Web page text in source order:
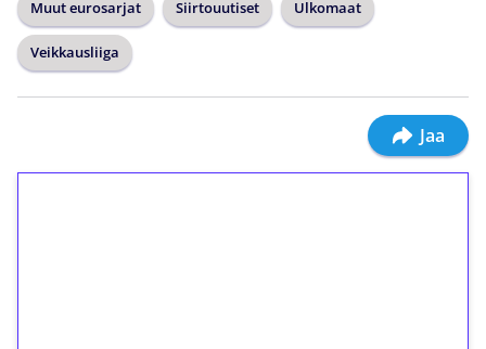
Muut eurosarjat Siirtouutiset Ulkomaat
Veikkausliiga
Jaa